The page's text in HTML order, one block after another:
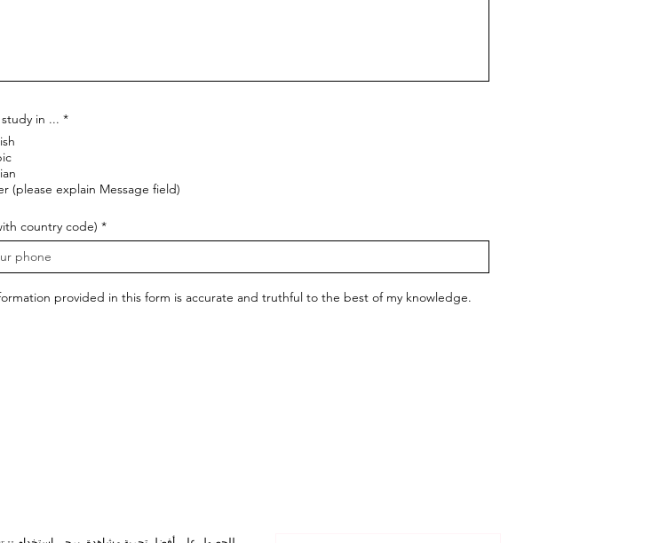
in ... *
(please explain Message field)
country code)
provided in this form is accurate and truthful to the best of my knowledge.